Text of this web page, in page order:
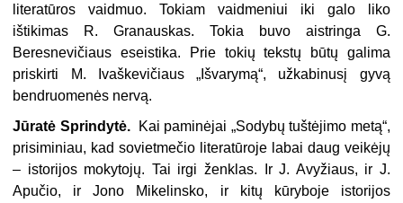
literatūros vaidmuo. Tokiam vaidmeniui iki galo liko
ištikimas R. Granauskas. Tokia buvo aistringa G.
Beresnevičiaus eseistika. Prie tokių tekstų būtų galima
priskirti M. Ivaškevičiaus „Išvarymą“, užkabinusį gyvą
bendruomenės nervą.
Jūratė Sprindytė.
Kai paminėjai „Sodybų tuštėjimo metą“,
prisiminiau, kad sovietmečio literatūroje labai daug veikėjų
– istorijos mokytojų. Tai irgi ženklas. Ir J. Avyžiaus, ir J.
Apučio, ir Jono Mikelinsko, ir kitų kūryboje istorijos